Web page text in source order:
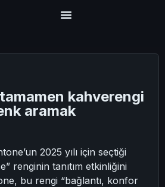
kahverengi
aramak
2025 yılı için seçtiği
renginin tanıtım etkinliğini
bu rengi “bağlantı, konfor